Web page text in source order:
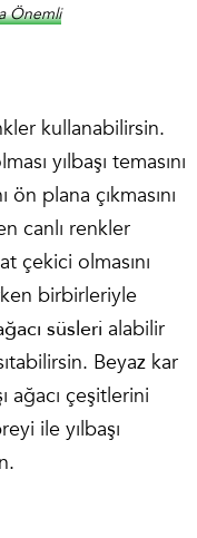
Önemli
kullanabilirsin.
yılbaşı temasını
ön plana çıkmasını
canlı renkler
çekici olmasını
birbirleriyle
süsleri alabilir
Beyaz kar
ağacı çeşitlerini
ile yılbaşı